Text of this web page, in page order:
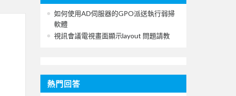
如何使用AD伺服器的GPO派送執行弱掃
軟體
視訊會議電視畫面顯示layout 問題請教
熱門回答